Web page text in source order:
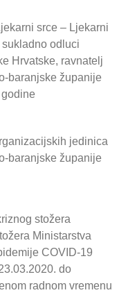
srce – Ljekarni
odluci
Hrvatske, ravnatelj
baranjske županije
jedinica
baranjske županije
stožera
Ministarstva
COVID-19
do
radnom vremenu